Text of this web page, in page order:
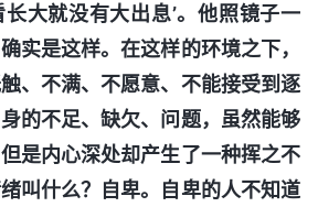
大就没有大出息’。他照镜子一
实是这样。在这样的环境之下，
、不满、不愿意、不能接受到逐
的不足、缺欠、问题，虽然能够
是内心深处却产生了一种挥之不
叫什么？自卑。自卑的人不知道